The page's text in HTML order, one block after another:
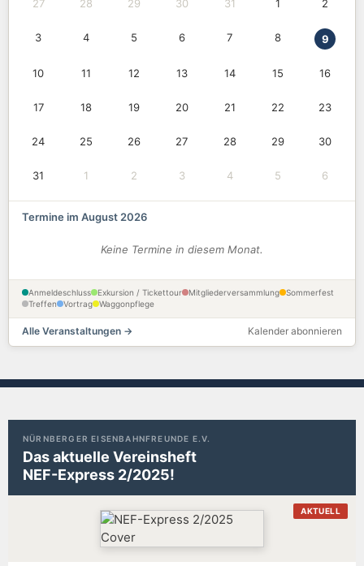
27 28 29 30 31 1 2
3 4 5 6 7 8 9
10 11 12 13 14 15 16
17 18 19 20 21 22 23
24 25 26 27 28 29 30
31 1 2 3 4 5 6
Termine im August 2026
Keine Termine in diesem Monat.
Anmeldeschluss Exkursion / Tickettour Mitgliederversammlung
Sommerfest
Treffen
Vortrag Waggonpflege
Alle Veranstaltungen → Kalender abonnieren
NÜRNBERGER EISENBAHNFREUNDE E.V.
Das aktuelle Vereinsheft
NEF-Express 2/2025!
AKTUELL